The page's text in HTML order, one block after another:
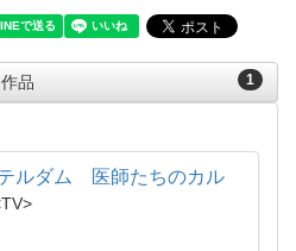
1
作品
ルダム 医師たちのカル
TV